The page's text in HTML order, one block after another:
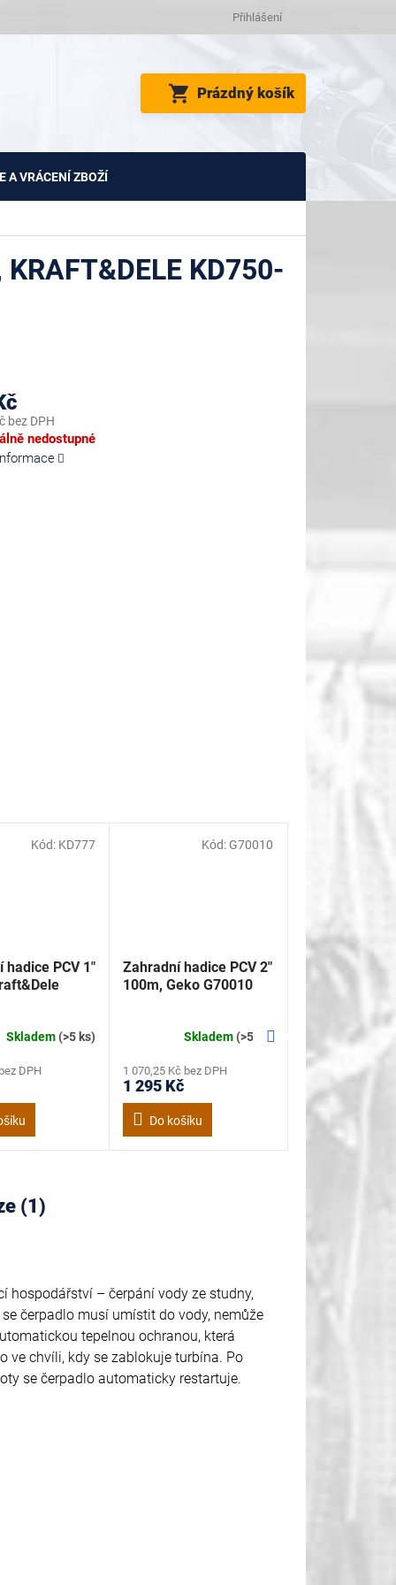
Přihlášení
NÁKUPNÍ
KOŠÍK
Prázdný košík
A VRÁCENÍ ZBOŽÍ
KD750-
bez DPH
nedostupné
hadice PCV 1"
Skladem(>5 ks)
DPH
Kód: KD777
Zahradní hadice PCV 2"
100m, Geko G70010
Skladem(>5 ks)
1 070,25 Kč bez DPH
1 295 Kč
Do košíku
Kód: G70010
produkt
(1)
hospodářství – čerpání vody ze studny,
čerpadlo musí umístit do vody, nemůže
tepelnou ochranou, která
ve chvíli, kdy se zablokuje turbína. Po
se čerpadlo automaticky restartuje.